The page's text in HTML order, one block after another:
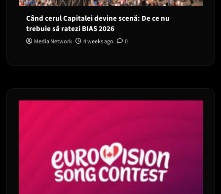
Când cerul Capitalei devine scenă: De ce nu
trebuie să ratezi BIAS 2026
Media Network 4 weeks ago 0